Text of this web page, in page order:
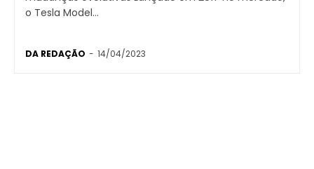
o Tesla Model...
DA REDAÇÃO - 14/04/2023